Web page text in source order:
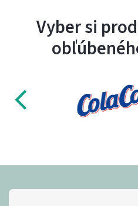
Vyber si